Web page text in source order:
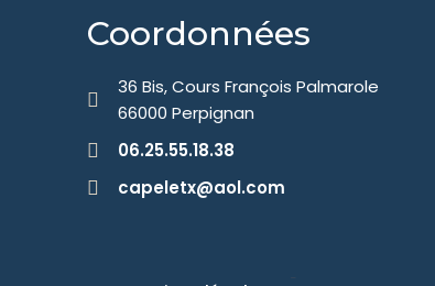
Coordonnées
36 Bis, Cours François Palmarole
66000 Perpignan
06.25.55.18.38
capeletx@aol.com